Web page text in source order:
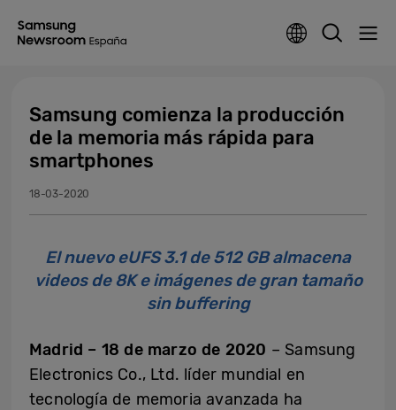
Samsung comienza la producción
de la memoria más rápida para
smartphones
18-03-2020
El nuevo eUFS 3.1 de 512 GB almacena
videos de 8K e imágenes de gran tamaño
sin buffering
Madrid – 18 de marzo de 2020 – Samsung
Electronics Co., Ltd. líder mundial en
tecnología de memoria avanzada ha